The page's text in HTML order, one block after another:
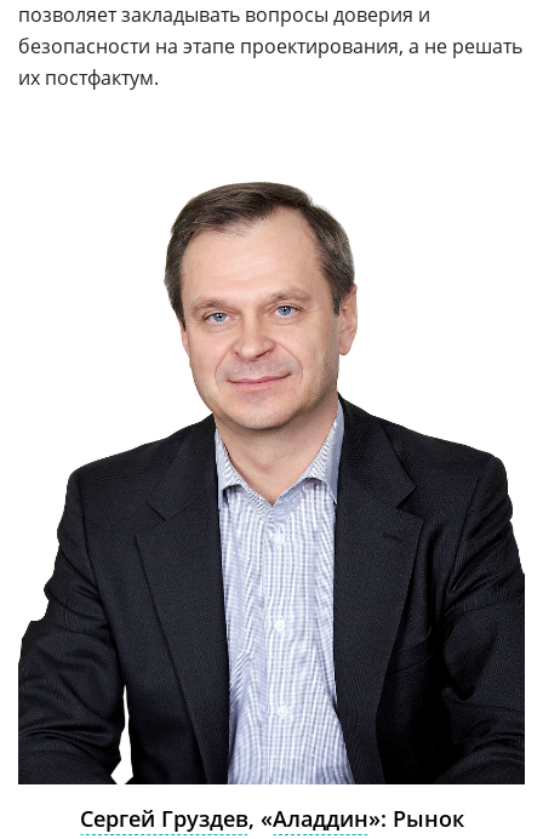
позволяет закладывать вопросы доверия и
безопасности на этапе проектирования, а не решать
их постфактум.
Сергей Груздев, «Аладдин»: Рынок